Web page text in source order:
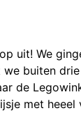
uit! We
buiten
de
met